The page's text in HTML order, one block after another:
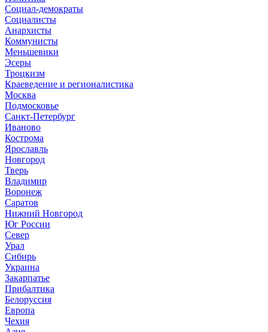
Социал-демократы
Социалисты
Анархисты
Коммунисты
Меньшевики
Эсеры
Троцкизм
Краеведение и регионалистика
Москва
Подмосковье
Санкт-Петербург
Иваново
Кострома
Ярославль
Новгород
Тверь
Владимир
Воронеж
Саратов
Нижний Новгород
Юг России
Север
Урал
Сибирь
Украина
Закарпатье
Прибалтика
Белоруссия
Европа
Чехия